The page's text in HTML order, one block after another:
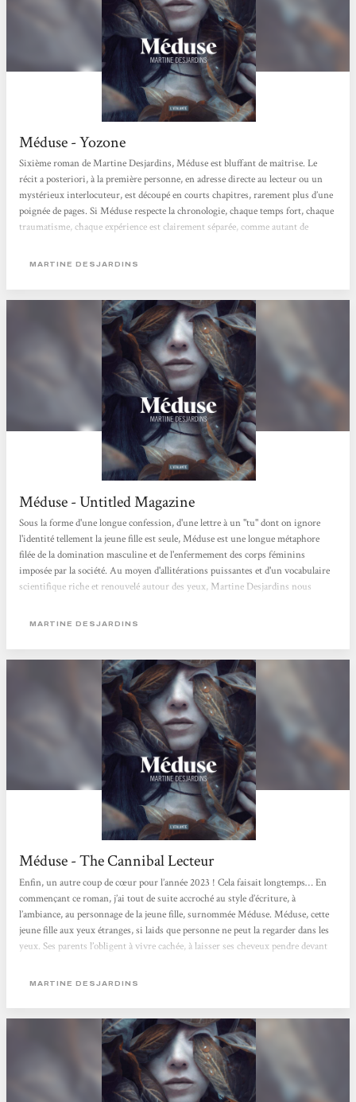
Méduse - Yozone
Sixième roman de Martine Desjardins, Méduse est bluffant de maîtrise. Le
récit a posteriori, à la première personne, en adresse directe au lecteur ou un
mystérieux interlocuteur, est découpé en courts chapitres, rarement plus d’une
poignée de pages. Si Méduse respecte la chronologie, chaque temps fort, chaque
traumatisme, chaque expérience est clairement séparée, comme autant de
yeux maudits : Difformités, Monstruosités, Accablances, Révoltances,
MARTINE DESJARDINS
Méduse - Untitled Magazine
Sous la forme d'une longue confession, d'une lettre à un "tu" dont on ignore
l'identité tellement la jeune fille est seule, Méduse est une longue métaphore
filée de la domination masculine et de l'enfermement des corps féminins
imposée par la société. Au moyen d'allitérations puissantes et d'un vocabulaire
scientifique riche et renouvelé autour des yeux, Martine Desjardins nous
Mathilde Ciulla
MARTINE DESJARDINS
Méduse - The Cannibal Lecteur
Enfin, un autre coup de cœur pour l’année 2023 ! Cela faisait longtemps… En
commençant ce roman, j’ai tout de suite accroché au style d’écriture, à
l’ambiance, au personnage de la jeune fille, surnommée Méduse. Méduse, cette
jeune fille aux yeux étranges, si laids que personne ne peut la regarder dans les
yeux. Ses parents l’obligent à vivre cachée, à laisser ses cheveux pendre devant
difformes, on l’obligera à marcher à quatre pattes. Cette réécriture...
MARTINE DESJARDINS